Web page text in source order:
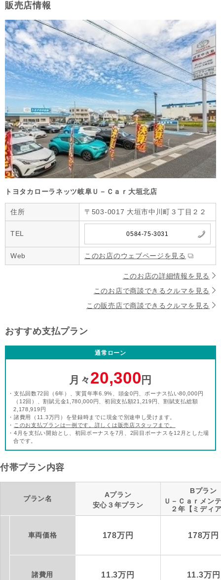
販売店情報
トヨタカローラネッツ岐阜Ｕ－Ｃａｒ大垣北店
住所 〒503-0017 大垣市中川町３丁目２２
TEL 0584-75-3031
Web このお店のウェブページを見る
このお店の詳細情報を見る
このお店で商談できるクルマを見る
この販売店で商談できるクルマを見る
おすすめ支払プラン
通常ローン
月々20,300 円
・支払回数72回（6年）、実質年率6.9%、頭金0円、ボーナス払い80,000円
（12回）、割賦元金1,780,000円、初回支払額21,219円、割賦支払総額
2,178,919円
・諸費用（11.3万円）を登録時までに現金で別途申し受けます。
・ このお支払プランは一例です。詳しくは販売店スタッフまで。
・4月を支払い開始とし、初回ボーナスを7月、2回目ボーナスを12月とした場
合です。
付帯プラン内容
プラン名
Aプラン
安心３年プラン
Bプラン
Ｕ－Ｃａｒメン
２年【ミディ
車両価格 178万円 178万円
諸費用 11.3万円 11.3万円